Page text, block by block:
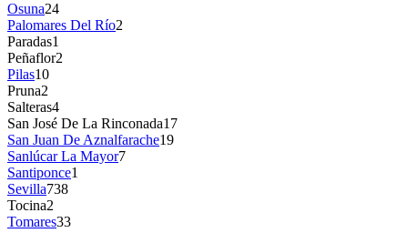
Osuna24
Palomares Del Río2
Paradas1
Peñaflor2
Pilas10
Pruna2
Salteras4
San José De La Rinconada17
San Juan De Aznalfarache19
Sanlúcar La Mayor7
Santiponce1
Sevilla738
Tocina2
Tomares33